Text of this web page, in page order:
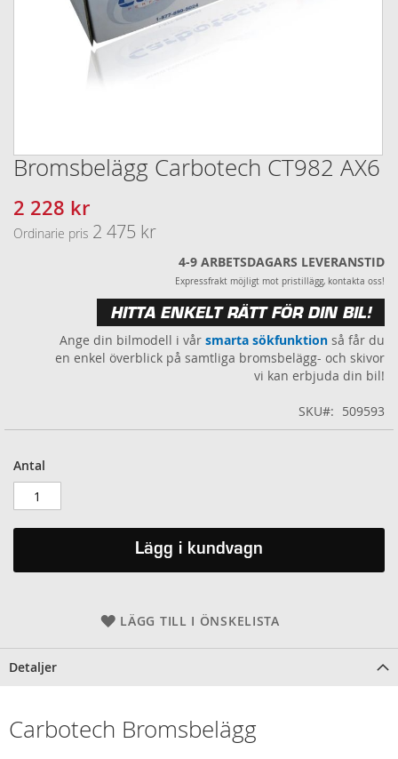
Bromsbelägg Carbotech CT982 AX6
Ordinarie pris 2 475 kr
Specialpris
2 228 kr
4-9 ARBETSDAGARS LEVERANSTID
Expressfrakt möjligt mot pristillägg, kontakta oss!
HITTA ENKELT RÄTT FÖR DIN BIL!
Ange din bilmodell i vår smarta sökfunktion så får du
en enkel överblick på samtliga bromsbelägg- och skivor
vi kan erbjuda din bil!
SKU 509593
Antal
Lägg i kundvagn
LÄGG TILL I ÖNSKELISTA
Hoppa
till
början
av
bildgalleriet
Detaljer
Carbotech Bromsbelägg